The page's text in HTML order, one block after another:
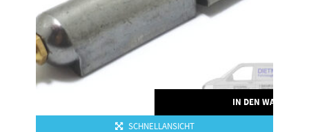
IN DEN
SCHNELLANSICHT